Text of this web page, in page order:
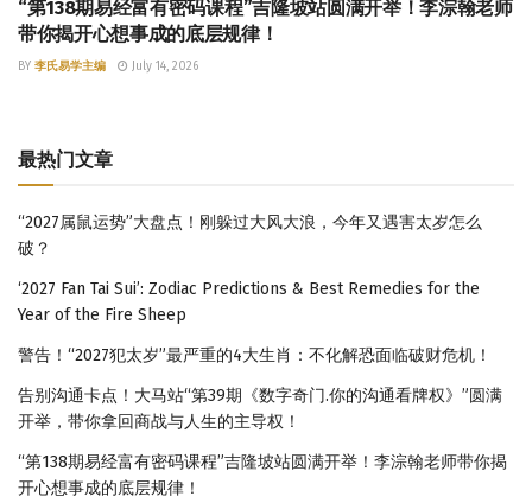
“第138期易经富有密码课程”吉隆坡站圆满开举！李淙翰老师
带你揭开心想事成的底层规律！
BY 李氏易学主编 July 14, 2026
最热门文章
“2027属鼠运势”大盘点！刚躲过大风大浪，今年又遇害太岁怎么
破？
‘2027 Fan Tai Sui’: Zodiac Predictions & Best Remedies for the
Year of the Fire Sheep
警告！“2027犯太岁”最严重的4大生肖：不化解恐面临破财危机！
告别沟通卡点！大马站“第39期《数字奇门.你的沟通看牌权》”圆满
开举，带你拿回商战与人生的主导权！
“第138期易经富有密码课程”吉隆坡站圆满开举！李淙翰老师带你揭
开心想事成的底层规律！